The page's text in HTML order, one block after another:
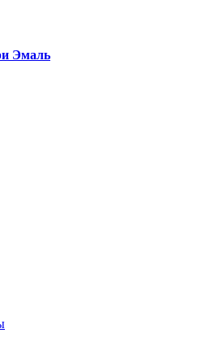
Эмаль